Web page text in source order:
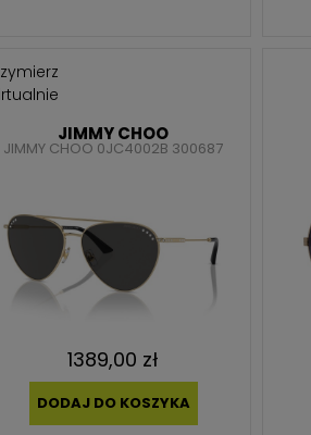
JIMMY CHOO
JIMMY CHOO 0JC4002B 300687
1389,00 zł
DODAJ DO KOSZYKA